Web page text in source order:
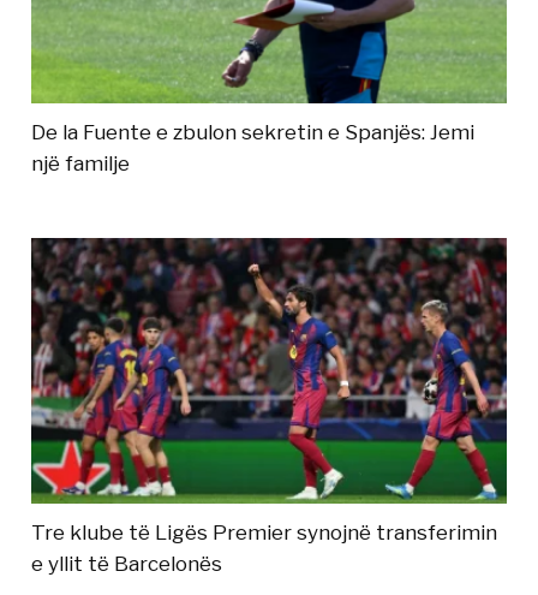
De la Fuente e zbulon sekretin e Spanjës: Jemi
një familje
Tre klube të Ligës Premier synojnë transferimin
e yllit të Barcelonës